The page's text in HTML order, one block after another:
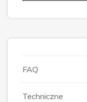
FAQ
Techniczne